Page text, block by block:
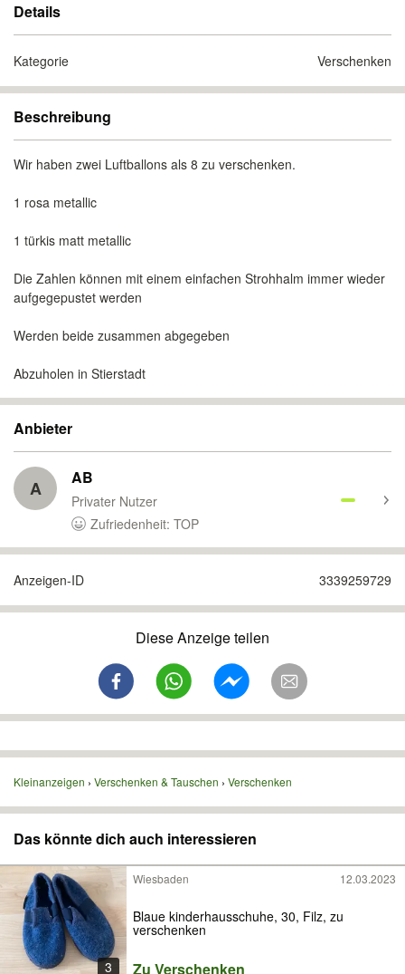
Details
Kategorie Verschenken
Beschreibung
Wir haben zwei Luftballons als 8 zu verschenken.
1 rosa metallic
1 türkis matt metallic
Die Zahlen können mit einem einfachen Strohhalm immer wieder
aufgegepustet werden
Werden beide zusammen abgegeben
Abzuholen in Stierstadt
Anbieter
A AB
Privater Nutzer
Zufriedenheit: TOP
Anzeigen-ID 3339259729
Diese Anzeige teilen
Kleinanzeigen Verschenken & Tauschen Verschenken
Das könnte dich auch interessieren
3
Wiesbaden 12.03.2023
Blaue kinderhausschuhe, 30, Filz, zu
verschenken
Zu Verschenken